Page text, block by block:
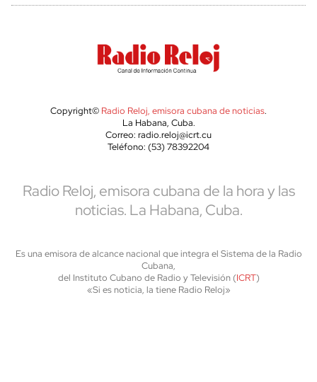
Copyright© Radio Reloj, emisora cubana de noticias.
La Habana, Cuba.
Correo: radio.reloj@icrt.cu
Teléfono: (53) 78392204
Radio Reloj, emisora cubana de la hora y las
noticias. La Habana, Cuba.
Es una emisora de alcance nacional que integra el Sistema de la Radio
Cubana,
del Instituto Cubano de Radio y Televisión (ICRT)
«Si es noticia, la tiene Radio Reloj»